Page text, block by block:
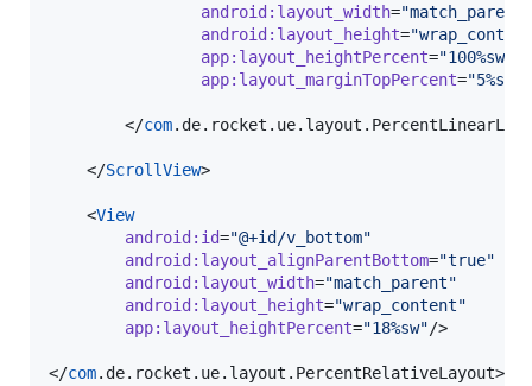
android: layout_width="match_parent
android: layout_height="wrap_content
app: layout_heightPercent="100%sw
app: layout_marginTopPercent="5%sw
        </
com
    </
ScrollView>
    <
View
android: id="@+id/v_bottom"
android: layout_alignParentBottom="true"
android: layout_width="match_parent"
android: layout_height="wrap_content"
app: layout_heightPercent="18%sw"/>
</com.de.rocket.ue.layout.PercentRelativeLayout>